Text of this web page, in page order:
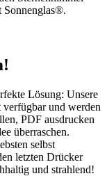
Sonnenglas®.
Lösung: Unsere
verfügbar und werden
PDF ausdrucken
überraschen.
selbst
letzten Drücker
und strahlend!